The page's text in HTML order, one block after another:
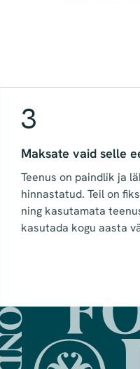
3
Maksate vaid selle
Teenus on paindlik ja
hinnastatud. Teil on
ning kasutamata
kasutada kogu aasta